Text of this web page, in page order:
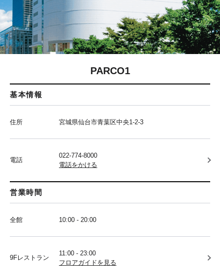
PARCO1
基本情報
住所 宮城県仙台市青葉区中央1-2-3
電話
022-774-8000
電話をかける
営業時間
全館 10:00 - 20:00
9Fレストラン
11:00 - 23:00
フロアガイドを見る